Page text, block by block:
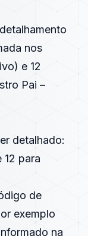
nos
e 12
Pai –
detalhado:
12 para
de
exemplo
na